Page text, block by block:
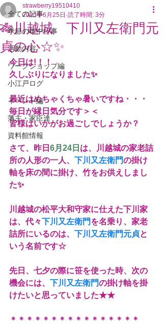
全ての記事
季節の年中行事
活動内容
ワークショップ編
小江戸ログ
イベント編
藩主・家臣達
資料館情報
🎋川越城 下川又左衛門元
貞の心☆✨
strawberry19510410
2023年6月25日 読了時間: 3分
今日は!！！
久しぶりになりました✨
最近はめちゃくちゃ暑いですね・・・
毎日が縁日気分です＞＜
皆様はいかがお過ごしでしょうか？
さて、昨日 6月24日 は、川越城の家老詰
所の人形の一人、 下川又左衛門の掛け
軸を床の間に掛け、竹をお供えしまし
た✨
川越城の松平大和守家に仕えた下川家
は、代々下川又左衛門を名乗り、家老
詰所にいるのは、 下川又左衛門元貞と
いう名前です☆
先日、七夕の際に笹を使った時、次の
機会には、 下川又左衛門の掛け軸を掛
けたいと思っていました★★
＊＊＊＊＊＊＊＊＊＊＊＊＊＊＊＊